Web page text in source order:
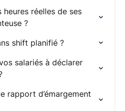
réelles de ses
?
shift planifié ?
salariés à déclarer
rapport d’émargement